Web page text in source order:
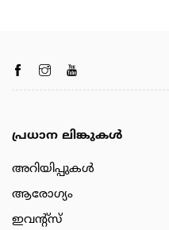
പ്രധാന ലിങ്കുകൾ
അറിയിപ്പുകള്‍
ആരോഗ്യം
ഇവന്റ്സ്